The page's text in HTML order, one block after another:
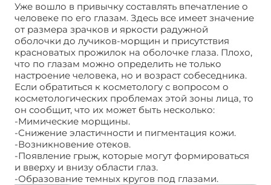
Уже вошло в привычку составлять впечатление о
человеке по его глазам. Здесь все имеет значение
от размера зрачков и яркости радужной
оболочки до лучиков-морщин и присутствия
красноватых прожилок на оболочке глаза. Плохо,
что по глазам можно определить не только
настроение человека, но и возраст собеседника.
Если обратиться к косметологу с вопросом о
косметологических проблемах этой зоны лица, то
он сообщит, что их может быть несколько:
-Мимические морщины.
-Снижение эластичности и пигментация кожи.
-Возникновение отеков.
-Появление грыж, которые могут формироваться
и вверху и внизу области глаз.
-Образование темных кругов под глазами.